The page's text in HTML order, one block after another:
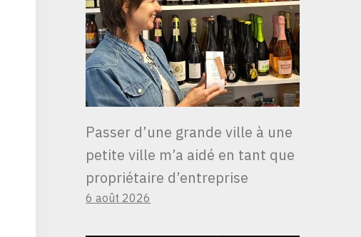
Passer d’une grande ville à une
petite ville m’a aidé en tant que
propriétaire d’entreprise
6 août 2026